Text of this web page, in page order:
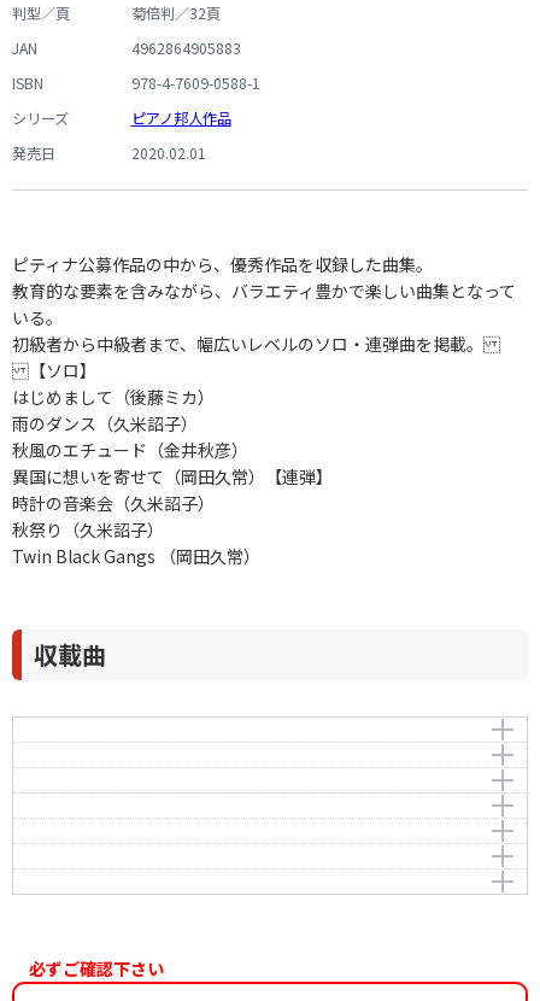
判型／頁
菊倍判／32頁
JAN
4962864905883
ISBN
978-4-7609-0588-1
シリーズ
ピアノ邦人作品
発売日
2020.02.01
ピティナ公募作品の中から、優秀作品を収録した曲集。
教育的な要素を含みながら、バラエティ豊かで楽しい曲集となって
いる。
初級者から中級者まで、幅広いレベルのソロ・連弾曲を掲載。
【ソロ】
はじめまして（後藤ミカ）
雨のダンス（久米詔子）
秋風のエチュード（金井秋彦）
異国に想いを寄せて（岡田久常）【連弾】
時計の音楽会（久米詔子）
秋祭り（久米詔子）
Twin Black Gangs （岡田久常）
収載曲
はじめまして
作曲者：後藤ミカ
-
雨のダンス
作曲者：久米詔子
-
秋風のエチュード
作曲者：金井秋彦
-
異国に想いを寄せて
作曲者：岡田久常
-
時計の音楽会
作曲者：久米詔子
-
秋祭り
作曲者：久米詔子
Twin Black Gangs
必ずご確認下さい